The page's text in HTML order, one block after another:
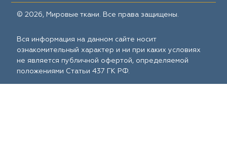
© 2026, Мировые ткани. Все права защищены.
Вся информация на данном сайте носит
ознакомительный характер и ни при каких условиях
не является публичной офертой, определяемой
положениями Статьи 437 ГК РФ.